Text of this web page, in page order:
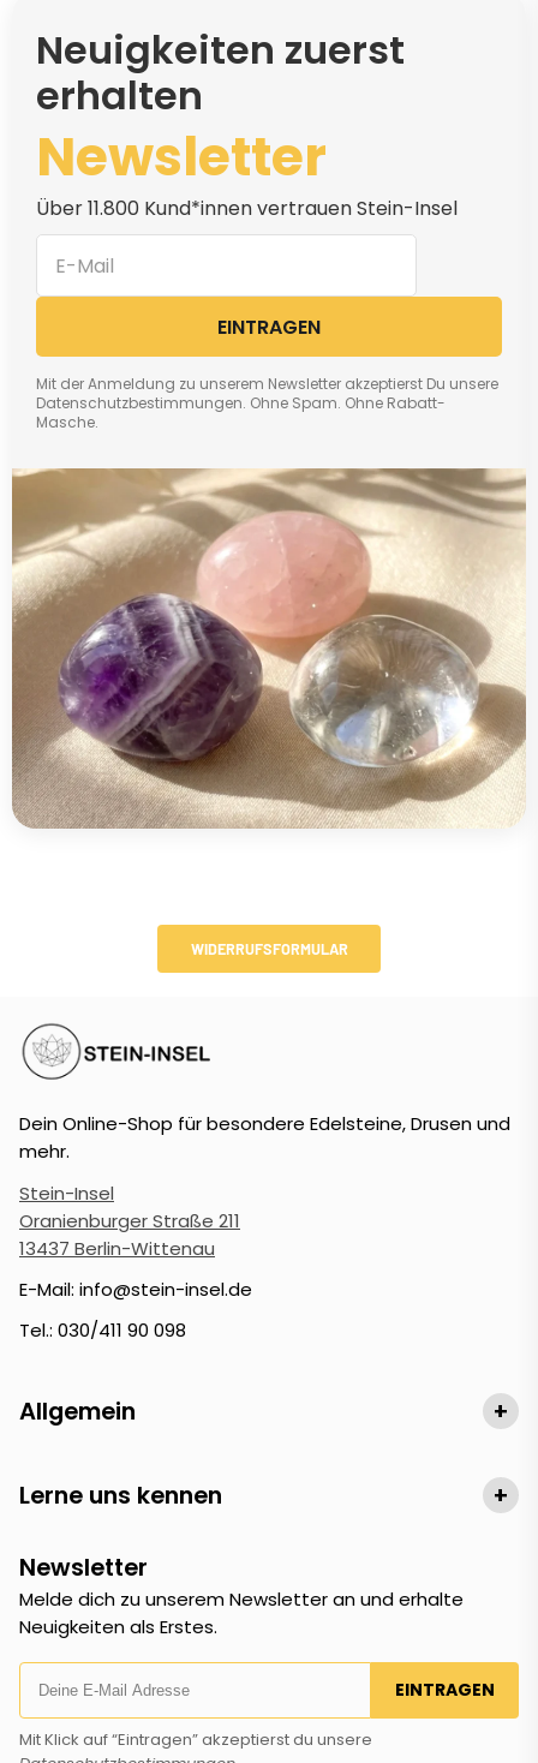
Neuigkeiten zuerst
erhalten
Newsletter
Über 11.800 Kund*innen vertrauen Stein-Insel
EINTRAGEN
Mit der Anmeldung zu unserem Newsletter akzeptierst Du unsere
Datenschutzbestimmungen. Ohne Spam. Ohne Rabatt-
Masche.
WIDERRUFSFORMULAR
Dein Online-Shop für besondere Edelsteine, Drusen und
mehr.
Stein-Insel
Oranienburger Straße 211
13437 Berlin-Wittenau
E-Mail: info@stein-insel.de
Tel.: 030/411 90 098
Allgemein +
Lerne uns kennen +
Newsletter
Melde dich zu unserem Newsletter an und erhalte
Neuigkeiten als Erstes.
EINTRAGEN
Mit Klick auf “Eintragen” akzeptierst du unsere